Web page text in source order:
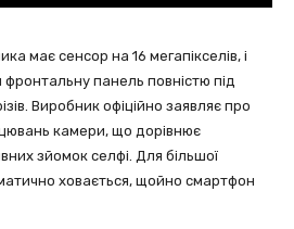
має сенсор на 16 мегапікселів, і
панель повністю під
Виробник офіційно заявляє про
камери, що дорівнює
зйомок селфі. Для більшої
ховається, щойно смартфон